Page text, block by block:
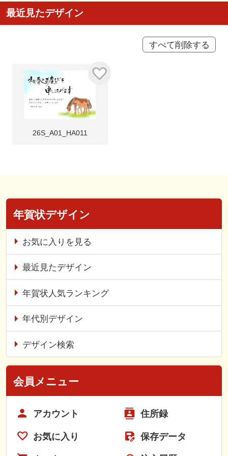
最近見たデザイン
すべて削除する
26S_A01_HA011
年賀状デザイン
お気に入りを見る
最近見たデザイン
年賀状人気ランキング
年代別デザイン
デザイン検索
会員メニュー
アカウント 住所録
お気に入り 保存データ